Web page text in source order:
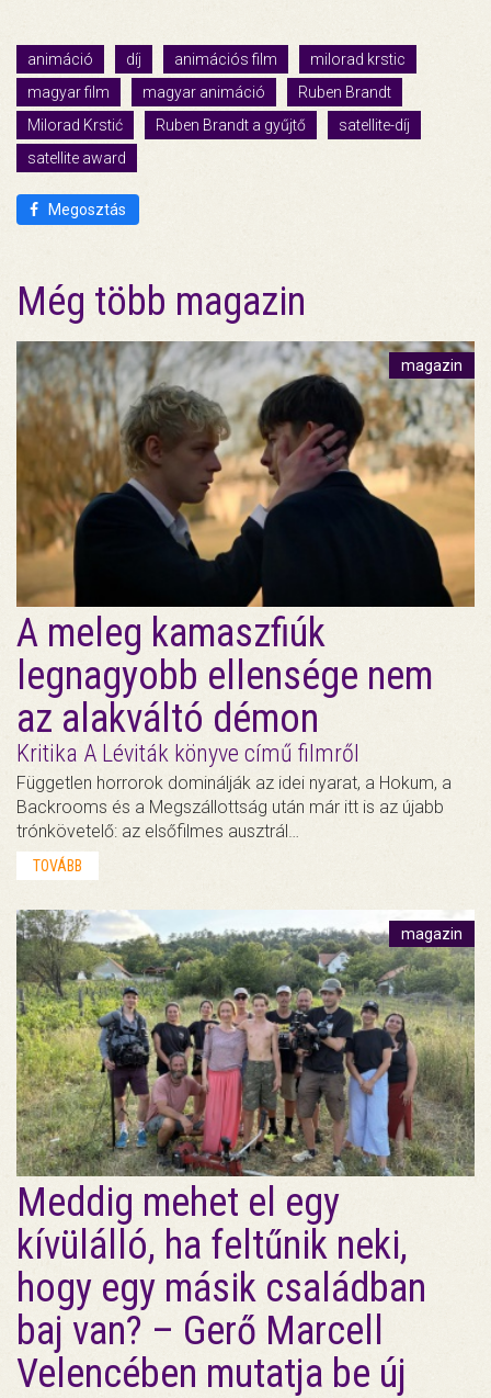
animáció díj animációs film
milorad krstic
magyar film
magyar animáció
Ruben Brandt
Milorad Krstić
Ruben Brandt a gyűjtő
satellite-díj
satellite award
Megosztás
Még több magazin
magazin
A meleg kamaszfiúk
legnagyobb ellensége nem
az alakváltó démon
Kritika A Léviták könyve című filmről
Független horrorok dominálják az idei nyarat, a Hokum, a
Backrooms és a Megszállottság után már itt is az újabb
trónkövetelő: az elsőfilmes ausztrál…
TOVÁBB
magazin
Meddig mehet el egy
kívülálló, ha feltűnik neki,
hogy egy másik családban
baj van? – Gerő Marcell
Velencében mutatja be új